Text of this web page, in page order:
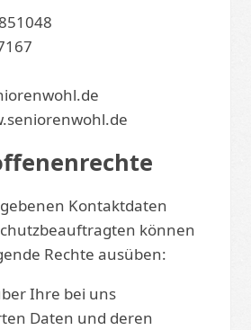
Kontaktdaten
können
Rechte ausüben:
Ihre bei uns
Daten und deren